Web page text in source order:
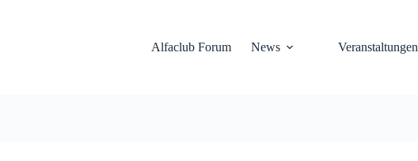
Alfaclub Forum
News Veranstaltungen